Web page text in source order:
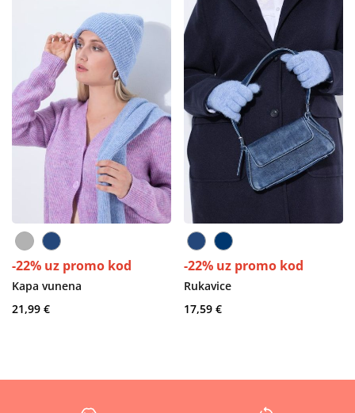
-22% uz promo kod
Kapa vunena
21,99 €
-22% uz promo kod
Rukavice
17,59 €